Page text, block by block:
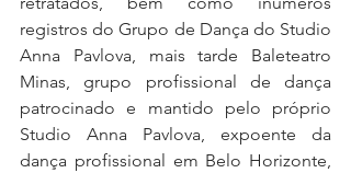
registros do Grupo de Dança do Studio
Anna Pavlova, mais tarde Baleteatro
Minas, grupo profissional de dança
patrocinado e mantido pelo próprio
Studio Anna Pavlova, expoente da
dança profissional em Belo Horizonte,